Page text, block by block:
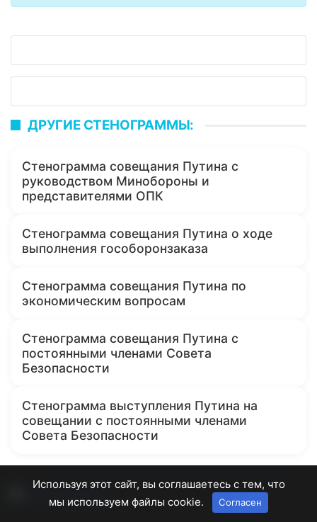
ДРУГИЕ СТЕНОГРАММЫ:
Стенограмма совещания Путина с
руководством Минобороны и
представителями ОПК
Стенограмма совещания Путина о ходе
выполнения гособоронзаказа
Стенограмма совещания Путина по
экономическим вопросам
Стенограмма совещания Путина с
постоянными членами Совета
Безопасности
Стенограмма выступления Путина на
совещании с постоянными членами
Совета Безопасности
Используя этот сайт, вы соглашаетесь с тем, что
мы используем файлы cookie.
Согласен